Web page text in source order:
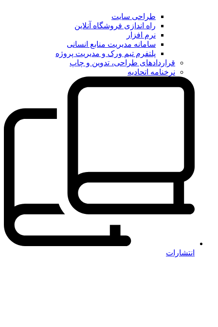
طراحی سایت
راه اندازی فروشگاه آنلاین
نرم افزار
سامانه مدیریت منابع انسانی
پلتفرم تیم ورک و مدیریت پروژه
قراردادهای طراحی، تدوین و چاپ
نرخنامه اتحادیه
انتشارات